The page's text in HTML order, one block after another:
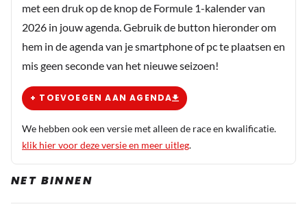
Barry van der Dong
9 januari 10:32
Vooral het feit dat de klok tijdens een rode vlag situatie
binnen de kwalificatie stopgezet wordt, is een geweldig
Meepraten? Dat kan! Je hoeft je alleen maar aan te
melden met een RN365-account.
met een druk op de knop de Formule 1-kalender van
2026 in jouw agenda. Gebruik de button hieronder om
hem in de agenda van je smartphone of pc te plaatsen en
mis geen seconde van het nieuwe seizoen!
+ TOEVOEGEN AAN AGENDA
We hebben ook een versie met alleen de race en kwalificatie.
klik hier voor deze versie en meer uitleg.
NET BINNEN